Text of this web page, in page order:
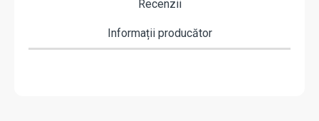
Recenzii
Informații producător